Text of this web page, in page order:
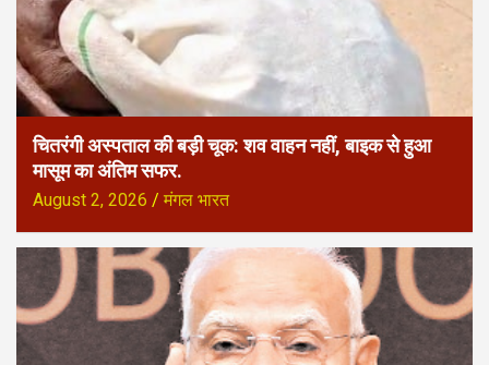
चितरंगी अस्पताल की बड़ी चूक: शव वाहन नहीं, बाइक से हुआ
मासूम का अंतिम सफर.
August 2, 2026 मंगल भारत